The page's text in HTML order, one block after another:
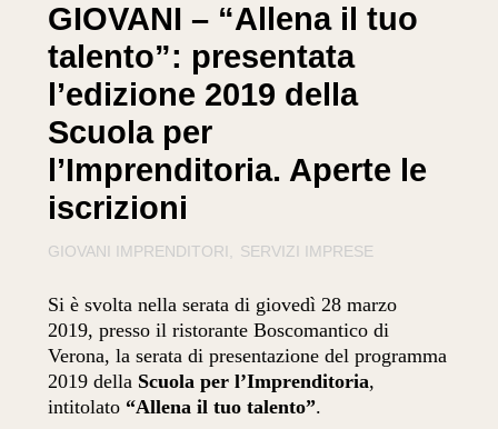
GIOVANI – “Allena il tuo
talento”: presentata
l’edizione 2019 della
Scuola per
l’Imprenditoria. Aperte le
iscrizioni
GIOVANI IMPRENDITORI SERVIZI IMPRESE
Si è svolta nella serata di giovedì 28 marzo
2019, presso il ristorante Boscomantico di
Verona, la serata di presentazione del programma
2019 della Scuola per l’Imprenditoria,
intitolato “Allena il tuo talento”.